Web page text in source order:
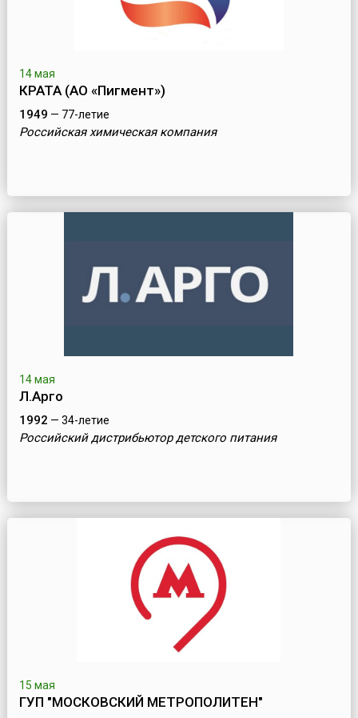
14 мая
КРАТА (АО «Пигмент»)
1949 — 77-летие
Российская химическая компания
14 мая
Л.Арго
1992 — 34-летие
Российский дистрибьютор детского питания
15 мая
ГУП "МОСКОВСКИЙ МЕТРОПОЛИТЕН"